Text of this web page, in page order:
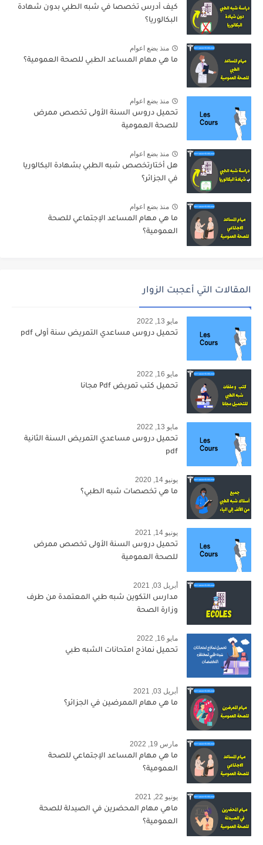
كيف أدرس تخصصا في شبه الطبي بدون شهادة
البكالوريا؟
منذ بضع اعوام
ما هي مهام المساعد الطبي للصحة العمومية؟
منذ بضع اعوام
تحميل دروس السنة الأولى تخصص ممرض
للصحة العمومية
منذ بضع اعوام
هل أختارتخصص شبه الطبي بشهادة البكالوريا
في الجزائر؟
منذ بضع اعوام
ما هي مهام المساعد الإجتماعي للصحة
العمومية؟
المقالات التي أعجبت الزوار
مايو 13, 2022
تحميل دروس مساعدي التمريض سنة أولى pdf
مايو 16, 2022
تحميل كتب تمريض Pdf مجانا
مايو 13, 2022
تحميل دروس مساعدي التمريض السنة الثانية
pdf
يونيو 14, 2020
ما هي تخصصات شبه الطبي؟
يونيو 14, 2021
تحميل دروس السنة الأولى تخصص ممرض
للصحة العمومية
أبريل 03, 2021
مدارس التكوين شبه طبي المعتمدة من طرف
وزارة الصحة
مايو 16, 2022
تحميل نماذج امتحانات الشبه طبي
أبريل 03, 2021
ما هي مهام الممرضين في الجزائر؟
مارس 19, 2022
ما هي مهام المساعد الإجتماعي للصحة
العمومية؟
يونيو 22, 2021
ماهي مهام المحضرين في الصيدلة للصحة
العمومية؟